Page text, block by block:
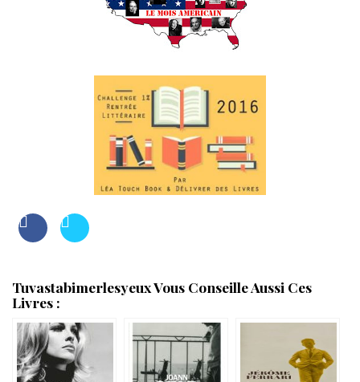
Tuvastabimerlesyeux Vous Conseille Aussi Ces
Livres :